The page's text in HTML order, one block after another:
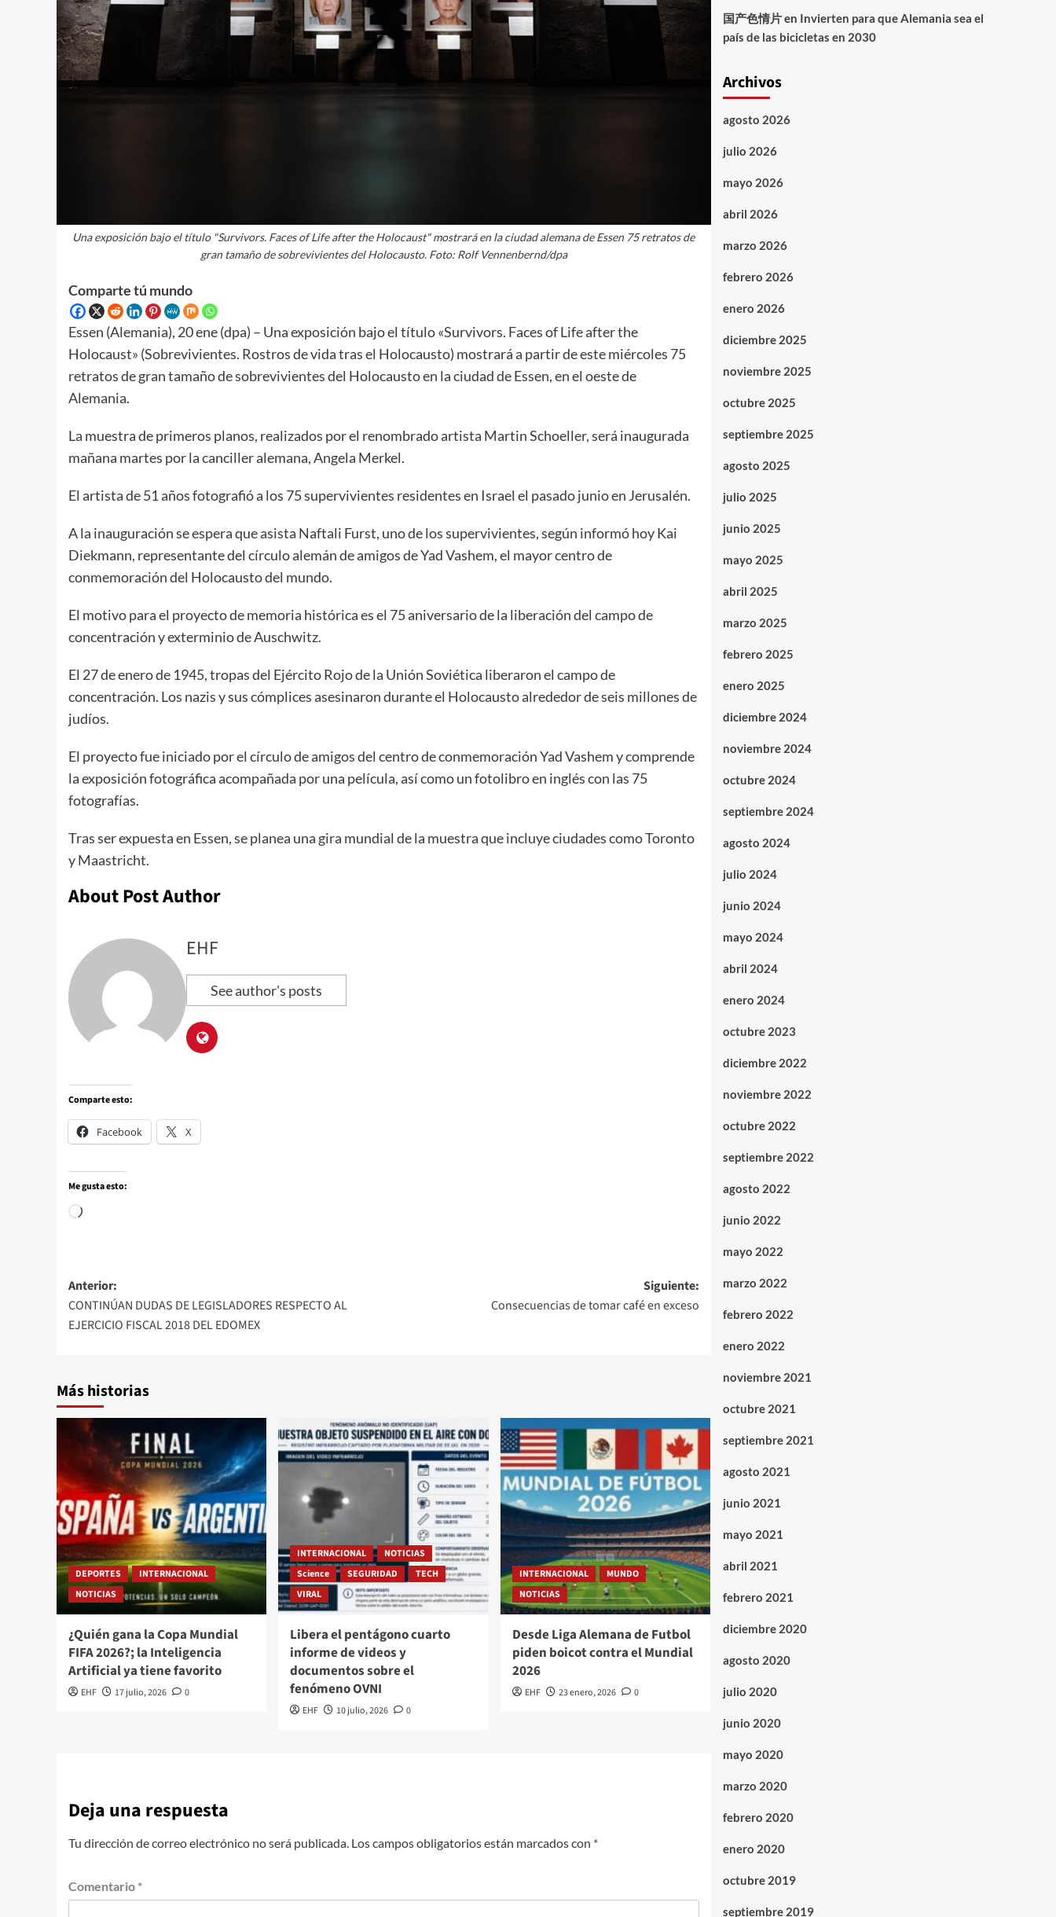
Una exposición bajo el título "Survivors. Faces of Life after the Holocaust" mostrará en la ciudad alemana de Essen 75 retratos de
gran tamaño de sobrevivientes del Holocausto. Foto: Rolf Vennenbernd/dpa
Comparte tú mundo
Essen (Alemania), 20 ene (dpa) – Una exposición bajo el título «Survivors. Faces of Life after the
Holocaust» (Sobrevivientes. Rostros de vida tras el Holocausto) mostrará a partir de este miércoles 75
retratos de gran tamaño de sobrevivientes del Holocausto en la ciudad de Essen, en el oeste de
Alemania.
La muestra de primeros planos, realizados por el renombrado artista Martin Schoeller, será inaugurada
mañana martes por la canciller alemana, Angela Merkel.
El artista de 51 años fotografió a los 75 supervivientes residentes en Israel el pasado junio en Jerusalén.
A la inauguración se espera que asista Naftali Furst, uno de los supervivientes, según informó hoy Kai
Diekmann, representante del círculo alemán de amigos de Yad Vashem, el mayor centro de
conmemoración del Holocausto del mundo.
El motivo para el proyecto de memoria histórica es el 75 aniversario de la liberación del campo de
concentración y exterminio de Auschwitz.
El 27 de enero de 1945, tropas del Ejército Rojo de la Unión Soviética liberaron el campo de
concentración. Los nazis y sus cómplices asesinaron durante el Holocausto alrededor de seis millones de
judíos.
El proyecto fue iniciado por el círculo de amigos del centro de conmemoración Yad Vashem y comprende
la exposición fotográfica acompañada por una película, así como un fotolibro en inglés con las 75
fotografías.
Tras ser expuesta en Essen, se planea una gira mundial de la muestra que incluye ciudades como Toronto
y Maastricht.
About Post Author
EHF
See author's posts
Comparte esto:
Facebook X
Me gusta esto:
Anterior:
CONTINÚAN DUDAS DE LEGISLADORES RESPECTO AL
EJERCICIO FISCAL 2018 DEL EDOMEX
Siguiente:
Consecuencias de tomar café en exceso
Más historias
DEPORTES
INTERNACIONAL
NOTICIAS
¿Quién gana la Copa Mundial
FIFA 2026?; la Inteligencia
Artificial ya tiene favorito
EHF 17 julio, 2026 0
INTERNACIONAL
NOTICIAS
Science
SEGURIDAD
TECH
VIRAL
Libera el pentágono cuarto
informe de videos y
documentos sobre el
fenómeno OVNI
EHF 10 julio, 2026 0
INTERNACIONAL
MUNDO
NOTICIAS
Desde Liga Alemana de Futbol
piden boicot contra el Mundial
2026
EHF 23 enero, 2026 0
Deja una respuesta
Tu dirección de correo electrónico no será publicada. Los campos obligatorios están marcados con *
Comentario *
国产色情片en Invierten para que Alemania sea el
país de las bicicletas en 2030
Archivos
agosto 2026
julio 2026
mayo 2026
abril 2026
marzo 2026
febrero 2026
enero 2026
diciembre 2025
noviembre 2025
octubre 2025
septiembre 2025
agosto 2025
julio 2025
junio 2025
mayo 2025
abril 2025
marzo 2025
febrero 2025
enero 2025
diciembre 2024
noviembre 2024
octubre 2024
septiembre 2024
agosto 2024
julio 2024
junio 2024
mayo 2024
abril 2024
enero 2024
octubre 2023
diciembre 2022
noviembre 2022
octubre 2022
septiembre 2022
agosto 2022
junio 2022
mayo 2022
marzo 2022
febrero 2022
enero 2022
noviembre 2021
octubre 2021
septiembre 2021
agosto 2021
junio 2021
mayo 2021
abril 2021
febrero 2021
diciembre 2020
agosto 2020
julio 2020
junio 2020
mayo 2020
marzo 2020
febrero 2020
enero 2020
octubre 2019
septiembre 2019